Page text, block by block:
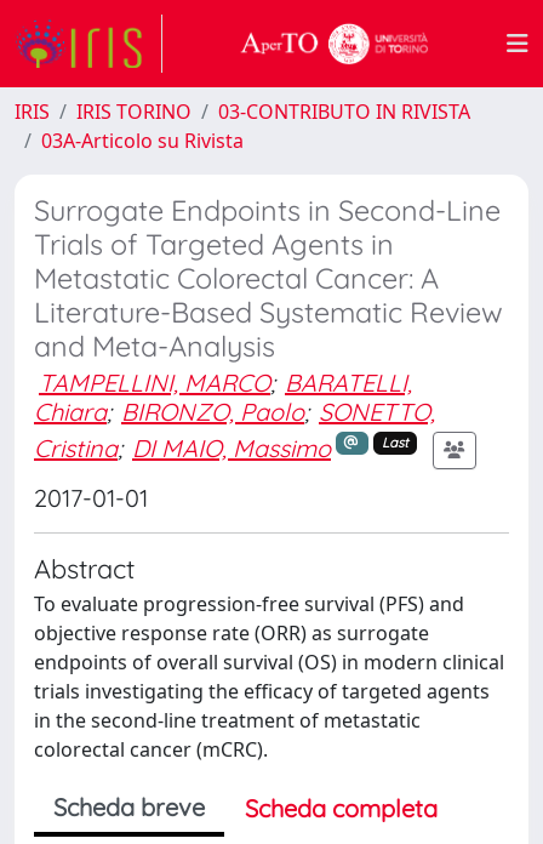
IRIS IRIS TORINO
03-CONTRIBUTO IN RIVISTA
03A-Articolo su Rivista
Surrogate Endpoints in Second-Line
Trials of Targeted Agents in
Metastatic Colorectal Cancer: A
Literature-Based Systematic Review
and Meta-Analysis
TAMPELLINI, MARCO; BARATELLI,
Chiara; BIRONZO, Paolo; SONETTO,
Cristina; DI MAIO, Massimo Last
2017-01-01
Abstract
To evaluate progression-free survival (PFS) and
objective response rate (ORR) as surrogate
endpoints of overall survival (OS) in modern clinical
trials investigating the efficacy of targeted agents
in the second-line treatment of metastatic
colorectal cancer (mCRC).
Scheda breve
Scheda completa